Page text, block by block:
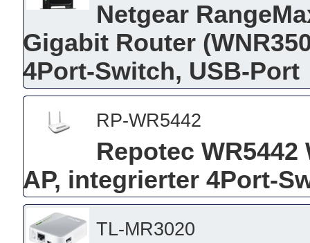
Netgear
Gigabit Router
4Port-Switch, USB-Port
RP-WR5442
Repotec
AP, integrierter 4Port-
TL-MR3020